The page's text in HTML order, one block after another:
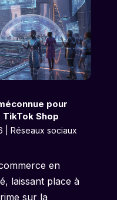
pour
Shop
Réseaux sociaux
en
laissant place à
sur la